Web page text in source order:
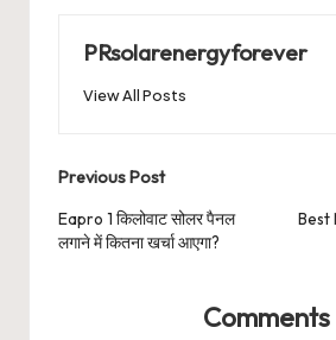
PRsolarenergyforever
View All Posts
Post
navigation
Previous Post
Eapro 1 किलोवाट सोलर पैनल
लगाने में कितना खर्चा आएगा?
Best
Comments